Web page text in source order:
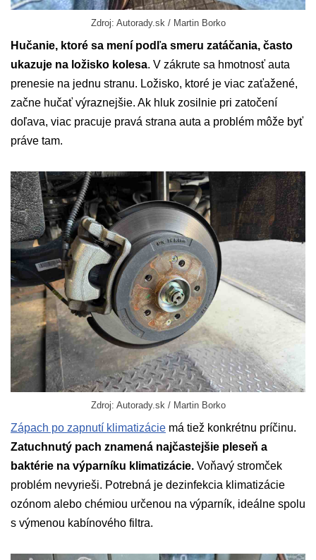
Zdroj: Autorady.sk / Martin Borko
Hučanie, ktoré sa mení podľa smeru zatáčania, často
ukazuje na ložisko kolesa. V zákrute sa hmotnosť auta
prenesie na jednu stranu. Ložisko, ktoré je viac zaťažené,
začne hučať výraznejšie. Ak hluk zosilnie pri zatočení
doľava, viac pracuje pravá strana auta a problém môže byť
práve tam.
Zdroj: Autorady.sk / Martin Borko
Zápach po zapnutí klimatizácie má tiež konkrétnu príčinu.
Zatuchnutý pach znamená najčastejšie pleseň a
baktérie na výparníku klimatizácie. Voňavý stromček
problém nevyrieši. Potrebná je dezinfekcia klimatizácie
ozónom alebo chémiou určenou na výparník, ideálne spolu
s výmenou kabínového filtra.